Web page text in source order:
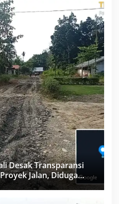
Desak Transparansi
Jalan, Diduga